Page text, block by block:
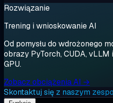
Rozwiązanie
Trening i wnioskowanie AI
Od pomysłu do wdrożonego
obrazy PyTorch, CUDA,
GPU.
Zobacz obciążenia AI →
Skontaktuj się z naszym